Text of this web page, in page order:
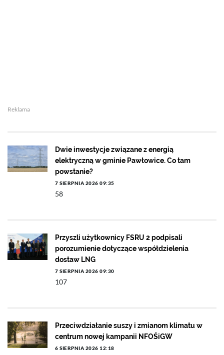
Reklama
Dwie inwestycje związane z energią
elektryczną w gminie Pawłowice. Co tam
powstanie?
7 SIERPNIA 2026 09:35
58
Przyszli użytkownicy FSRU 2 podpisali
porozumienie dotyczące współdzielenia
dostaw LNG
7 SIERPNIA 2026 09:30
107
Przeciwdziałanie suszy i zmianom klimatu w
centrum nowej kampanii NFOŚiGW
6 SIERPNIA 2026 12:18